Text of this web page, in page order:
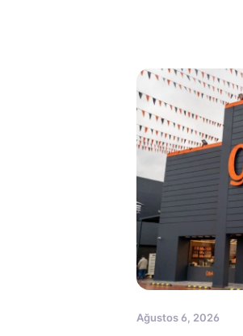
Ağustos 6, 2026